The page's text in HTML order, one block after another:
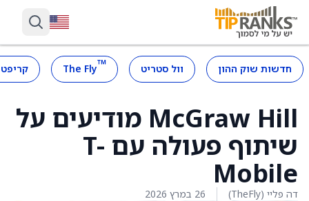
חדשות שוק ההון וול סטריט ™
The Fly
McGraw Hill מודיעים על
שיתוף פעולה עם T-
Mobile
דה פליי (TheFly) 26 במרץ 2026